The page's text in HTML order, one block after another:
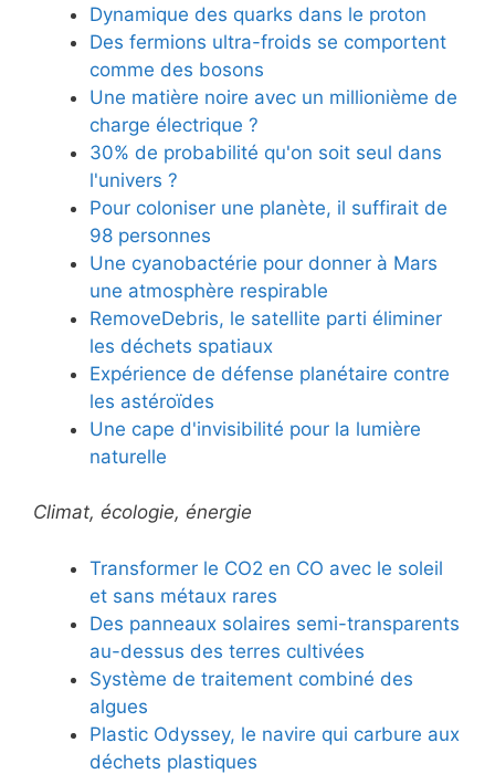
Dynamique des quarks dans le proton
Des fermions ultra-froids se comportent
comme des bosons
Une matière noire avec un millionième de
charge électrique ?
30% de probabilité qu'on soit seul dans
l'univers ?
Pour coloniser une planète, il suffirait de
98 personnes
Une cyanobactérie pour donner à Mars
une atmosphère respirable
RemoveDebris, le satellite parti éliminer
les déchets spatiaux
Expérience de défense planétaire contre
les astéroïdes
Une cape d'invisibilité pour la lumière
naturelle
Climat, écologie, énergie
Transformer le CO2 en CO avec le soleil
et sans métaux rares
Des panneaux solaires semi-transparents
au-dessus des terres cultivées
Système de traitement combiné des
algues
Plastic Odyssey, le navire qui carbure aux
déchets plastiques